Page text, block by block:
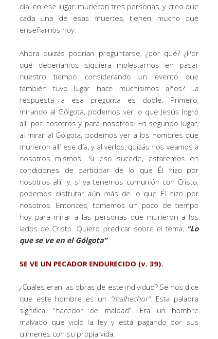
día, en ese lugar, murieron tres personas, y creo que
cada una de esas muertes, tienen mucho qué
enseñarnos hoy.
Ahora quizás podrían preguntarse, ¿por qué? ¿Por
qué deberíamos siquiera molestarnos en pasar
nuestro tiempo considerando un evento que
también tuvo lugar hace muchísimos años? La
respuesta a esa pregunta es doble. Primero,
mirando al Gólgota, podemos ver lo que Jesús logró
allí por nosotros y para nosotros. En segundo lugar,
al mirar al Gólgota, podemos ver a los hombres que
murieron allí ese día, y al verlos, quizás nos veamos a
nosotros mismos. Si eso sucede, estaremos en
condiciones de participar de lo que Él hizo por
nosotros allí; y, si ya tenemos comunión con Cristo,
podemos disfrutar aún más de lo que Él hizo por
nosotros. Entonces, tomemos un poco de tiempo
hoy para mirar a las personas que murieron a los
lados de Cristo. Quiero predicar sobre el tema, “Lo
que se ve en el Gólgota”.
SE VE UN PECADOR ENDURECIDO (v. 39).
¿Cuáles eran las obras de este individuo? Se nos dice
que este hombre es un “malhechor”. Esta palabra
significa, “hacedor de maldad”. Era un hombre
malvado que violó la ley y está pagando por sus
crímenes con su propia vida.